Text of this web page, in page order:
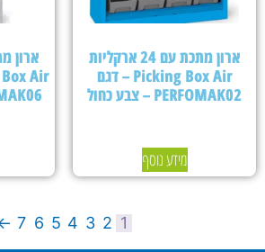
ארון מתכת עם 24 ארקליות
Picking Box Air – דגם
PERFOMAK02 – צבע כחול
מידע נוסף
1
2
3
4
5
6
7